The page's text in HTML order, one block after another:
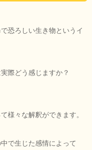
恐ろしい生き物というイ
際どう感じますか？
様々な解釈ができます。
で生じた感情によって